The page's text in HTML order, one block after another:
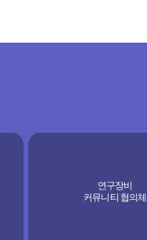
연구장비
커뮤니티 협의체